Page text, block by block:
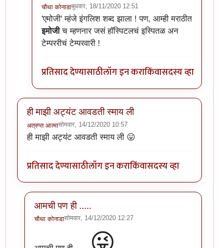
चौथा कोनाडाबुधवार, 18/11/2020 12:51
In reply to@नचिकेत जवखेडकरbyटर्मीनेटर
'एमोजी' म्हंजे इंगलिश शब्द झाला ! पण, आम्ही मराठीत
इमोजीच म्हणनार जसं हॉस्पिटलचं इस्पितळ अन
टेम्पररीचं टेम्परवारी !
प्रतिसाद देण्यासाठीलॉग इन कराकिंवासदस्य व्हा
ही माझी अट्यंट आवडती स्माय ली
अत्रुप्त आत्मासोमवार, 14/12/2020 10:57
ही माझी अट्यंट आवडती स्माय ली 😛
प्रतिसाद देण्यासाठीलॉग इन कराकिंवासदस्य व्हा
आमची पण ही .....
चौथा कोनाडासोमवार, 14/12/2020 12:27
ही माझी अट्यंट आवडती स्माय ली